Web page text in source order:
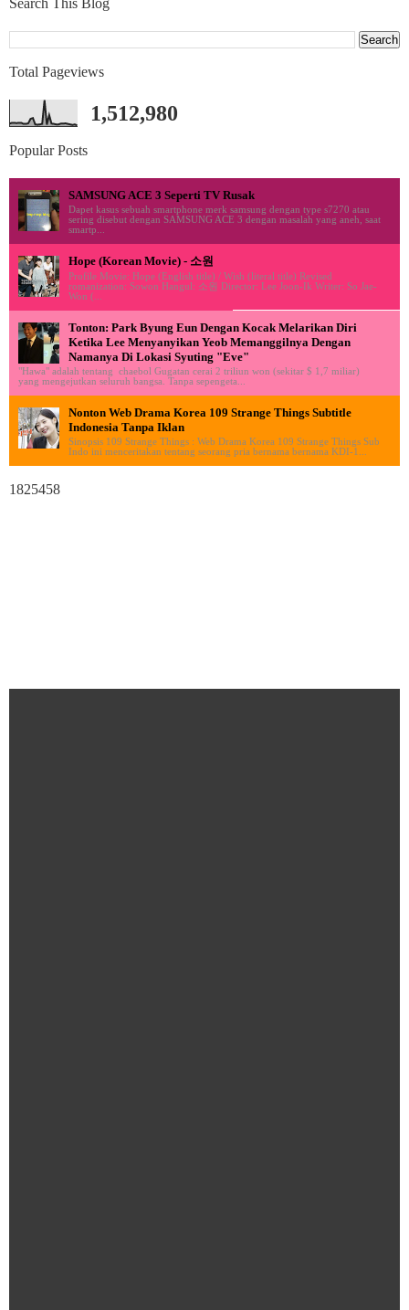
Search This Blog
Total Pageviews
1,512,980
Popular Posts
SAMSUNG ACE 3 Seperti TV Rusak
Dapet kasus sebuah smartphone merk samsung dengan type s7270 atau
sering disebut dengan SAMSUNG ACE 3 dengan masalah yang aneh, saat
smartp...
Hope (Korean Movie) - 소원
Profile Movie: Hope (English title) / Wish (literal title) Revised
romanization: Sowon Hangul: 소원 Director: Lee Joon-Ik Writer: So Jae-
Won (...
Tonton: Park Byung Eun Dengan Kocak Melarikan Diri
Ketika Lee Menyanyikan Yeob Memanggilnya Dengan
Namanya Di Lokasi Syuting "Eve"
"Hawa" adalah tentang chaebol Gugatan cerai 2 triliun won (sekitar $ 1,7 miliar)
yang mengejutkan seluruh bangsa. Tanpa sepengeta...
Nonton Web Drama Korea 109 Strange Things Subtitle
Indonesia Tanpa Iklan
Sinopsis 109 Strange Things : Web Drama Korea 109 Strange Things Sub
Indo ini menceritakan tentang seorang pria bernama bernama KDI-1...
1825458